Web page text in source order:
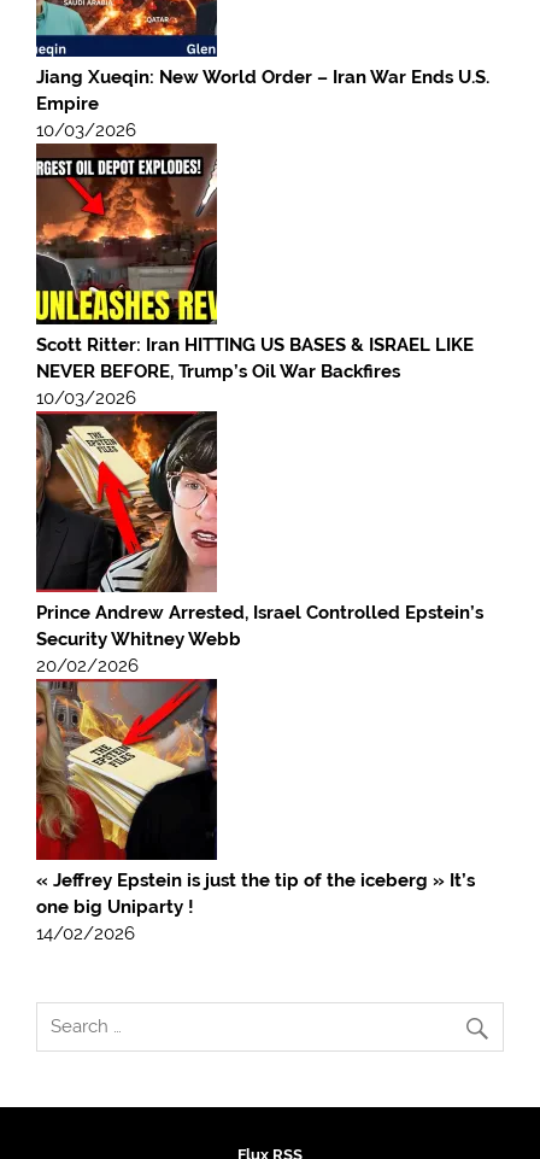
Jiang Xueqin: New World Order – Iran War Ends U.S.
Empire
10/03/2026
Scott Ritter: Iran HITTING US BASES & ISRAEL LIKE
NEVER BEFORE, Trump’s Oil War Backfires
10/03/2026
Prince Andrew Arrested, Israel Controlled Epstein’s
Security Whitney Webb
20/02/2026
« Jeffrey Epstein is just the tip of the iceberg » It’s
one big Uniparty !
14/02/2026
Flux RSS